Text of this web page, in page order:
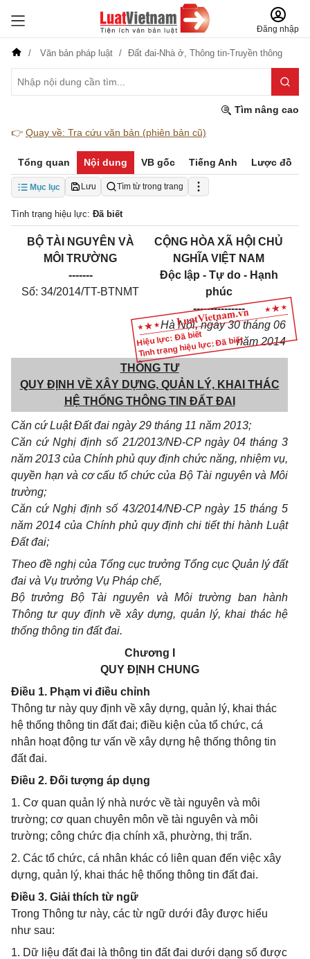
Đăng nhập
Văn bản pháp luật Đất đai-Nhà ở, Thông tin-Truyền thông
Tìm nâng cao
👉 Quay về: Tra cứu văn bản (phiên bản cũ)
Tổng quan Nội dung VB gốc Tiếng Anh Lược đồ
Mục lục Lưu Tìm từ trong trang
Tình trạng hiệu lực: Đã biết
Hiệu lực: Đã biết
Tình trạng hiệu lực: Đã biết
BỘ TÀI NGUYÊN VÀ
MÔI TRƯỜNG
-------
Số: 34/2014/TT-BTNMT
CỘNG HÒA XÃ HỘI CHỦ
NGHĨA VIỆT NAM
Độc lập - Tự do - Hạnh
phúc
---------------
Hà Nội, ngày 30 tháng 06
năm 2014
THÔNG TƯ
QUY ĐỊNH VỀ XÂY DỰNG, QUẢN LÝ, KHAI THÁC
HỆ THỐNG THÔNG TIN ĐẤT ĐAI
Căn cứ Luật Đất đai ngày 29 tháng 11 năm 2013;
Căn cứ Nghị định số 21/2013/NĐ-CP ngày 04 tháng 3
năm 2013 của Chính phủ quy định chức năng, nhiệm vụ,
quyền hạn và cơ cấu tổ chức của Bộ Tài nguyên và Môi
trường;
Căn cứ Nghị định số 43/2014/NĐ-CP ngày 15 tháng 5
năm 2014 của Chính phủ quy định chi tiết thi hành Luật
Đất đai;
Theo đề nghị của Tổng cục trưởng Tổng cục Quản lý đất
đai và Vụ trưởng Vụ Pháp chế,
Bộ trưởng Bộ Tài nguyên và Môi trường ban hành
Thông tư quy định về xây dựng, quản lý, khai thác hệ
thống thông tin đất đai.
Chương I
QUY ĐỊNH CHUNG
Điều 1. Phạm vi điều chỉnh
Thông tư này quy định về xây dựng, quản lý, khai thác
hệ thống thông tin đất đai; điều kiện của tổ chức, cá
nhân hoạt động tư vấn về xây dựng hệ thống thông tin
đất đai.
Điều 2. Đối tượng áp dụng
1. Cơ quan quản lý nhà nước về tài nguyên và môi
trường; cơ quan chuyên môn về tài nguyên và môi
trường; công chức địa chính xã, phường, thị trấn.
2. Các tổ chức, cá nhân khác có liên quan đến việc xây
dựng, quản lý, khai thác hệ thống thông tin đất đai.
Điều 3. Giải thích từ ngữ
Trong Thông tư này, các từ ngữ dưới đây được hiểu
như sau:
1. Dữ liệu đất đai là thông tin đất đai dưới dạng số được